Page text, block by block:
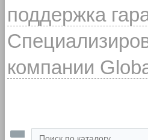
поддержка
компании